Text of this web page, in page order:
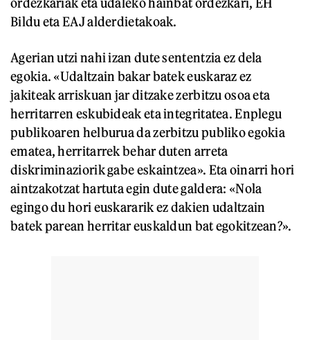
Bildu eta EAJ alderdietakoak.
Agerian utzi nahi izan dute sententzia ez dela
egokia. «Udaltzain bakar batek euskaraz ez
jakiteak arriskuan jar ditzake zerbitzu osoa eta
herritarren eskubideak eta integritatea. Enplegu
publikoaren helburua da zerbitzu publiko egokia
ematea, herritarrek behar duten arreta
diskriminaziorik gabe eskaintzea». Eta oinarri hori
aintzakotzat hartuta egin dute galdera: «Nola
egingo du hori euskararik ez dakien udaltzain
batek parean herritar euskaldun bat egokitzean?».